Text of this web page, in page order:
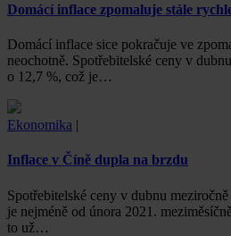
Domácí inflace zpomaluje stále
Domácí inflace sice pokračuje ve
neochotně. Spotřebitelské ceny v
o 12,7 %, což je…
Ekonomika |
Inflace v Číně dupla na brzdu
Spotřebitelské ceny v dubnu
je nejméně od února 2021.
to už…